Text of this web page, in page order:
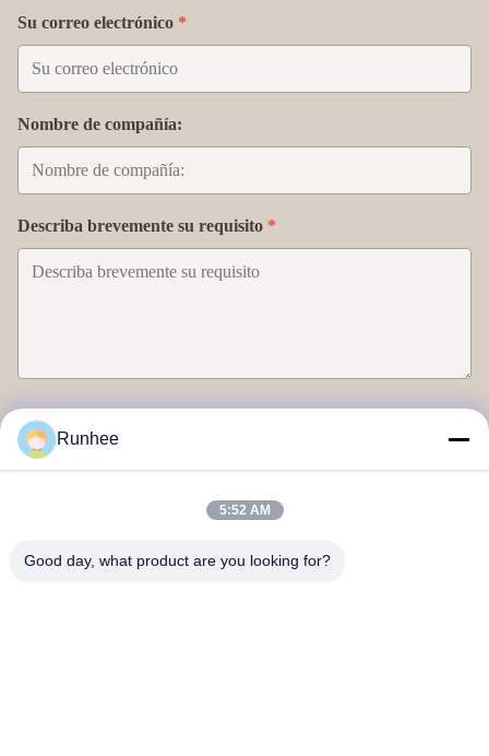
Su correo electrónico
Nombre de compañía:
Describa brevemente su requisito
Runhee
5:52 AM
Good day, what product are you looking for?